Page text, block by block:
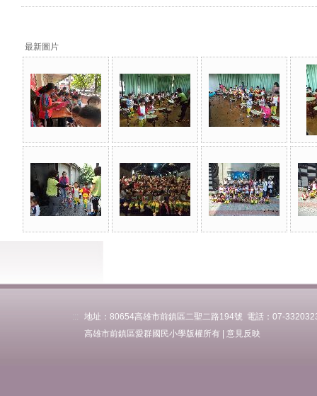
無線網路
OpenId密碼變更
教育部go服務
最新圖片
:::
地址：80654高雄市前鎮區二聖二路194號 電話：07-
高雄市前鎮區愛群國民小學版權所有 | 意見反映